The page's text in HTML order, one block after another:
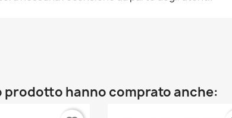
hanno comprato anche: